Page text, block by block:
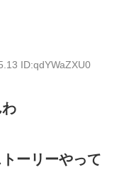
ID:qdYWaZXU0
ーリーやって